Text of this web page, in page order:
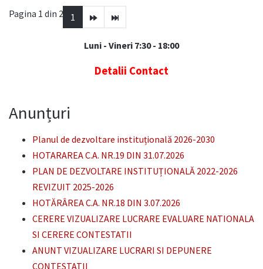
Pagina 1 din 2 1
Luni - Vineri 7:30 - 18:00
Detalii Contact
Anunțuri
Planul de dezvoltare instituțională 2026-2030
HOTARAREA C.A. NR.19 DIN 31.07.2026
PLAN DE DEZVOLTARE INSTITUȚIONALĂ 2022-2026
REVIZUIT 2025-2026
HOTĂRÂREA C.A. NR.18 DIN 3.07.2026
CERERE VIZUALIZARE LUCRARE EVALUARE NATIONALA
SI CERERE CONTESTATII
ANUNT VIZUALIZARE LUCRARI SI DEPUNERE
CONTESTATII